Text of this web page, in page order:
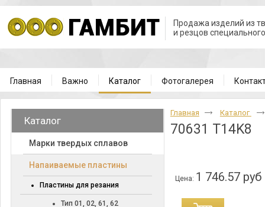
Продажа изделий из
и резцов
Главная Важно Каталог Фотогалерея
Каталог
Марки твердых сплавов
Напаиваемые пластины
Пластины для резания
Тип 01, 02, 61, 62
Главная Каталог
70631 T14K8
Цена: 1 746.57 руб